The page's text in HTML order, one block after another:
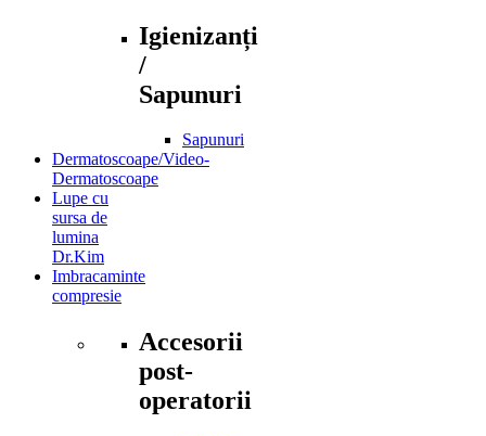
Igienizanți
/
Sapunuri
Sapunuri
Dermatoscoape/Video-
Dermatoscoape
Lupe cu
sursa de
lumina
Dr.Kim
Imbracaminte
compresie
Accesorii
post-
operatorii